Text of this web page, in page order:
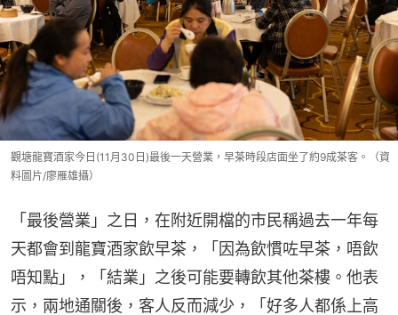
觀塘龍寶酒家今日(11月30日)最後一天營業，早茶時段店面坐了約9成茶客。（資
料圖片/廖雁雄攝）
「最後營業」之日，在附近開檔的市民稱過去一年每
天都會到龍寶酒家飲早茶，「因為飲慣咗早茶，唔飲
唔知點」，「結業」之後可能要轉飲其他茶樓。他表
示，兩地通關後，客人反而減少，「好多人都係上高